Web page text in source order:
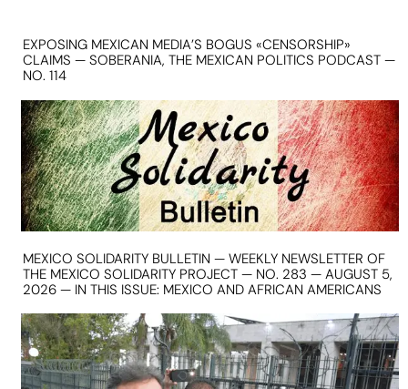
EXPOSING MEXICAN MEDIA’S BOGUS «CENSORSHIP»
CLAIMS — SOBERANIA, THE MEXICAN POLITICS PODCAST —
NO. 114
MEXICO SOLIDARITY BULLETIN — WEEKLY NEWSLETTER OF
THE MEXICO SOLIDARITY PROJECT — NO. 283 — AUGUST 5,
2026 — IN THIS ISSUE: MEXICO AND AFRICAN AMERICANS